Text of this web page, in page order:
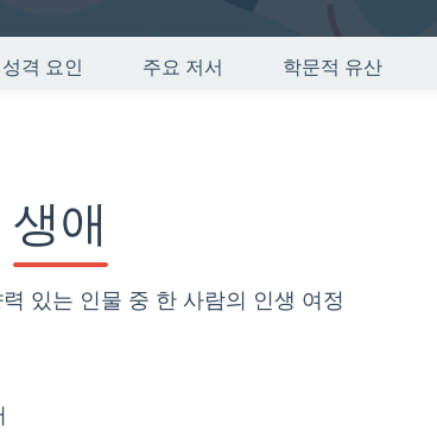
격 요인 주요 저서 학문적 유산
생애
있는 인물 중 한 사람의 인생 여정